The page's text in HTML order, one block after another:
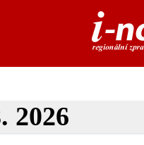
2026